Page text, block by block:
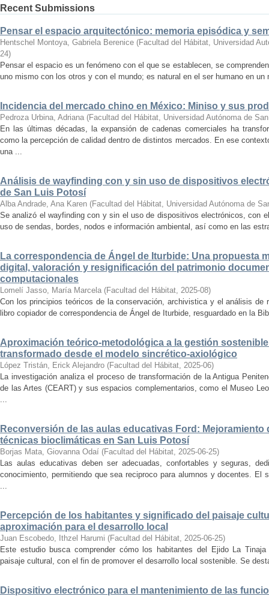
Recent Submissions
Pensar el espacio arquitectónico: memoria episódica y
Hentschel Montoya, Gabriela Berenice (Facultad del Hábitat, Universidad
24)
Pensar el espacio es un fenómeno con el que se establecen, se
uno mismo con los otros y con el mundo; es natural en el ser humano en
Incidencia del mercado chino en México: Miniso y sus
Pedroza Urbina, Adriana (Facultad del Hábitat, Universidad Autónoma de
En las últimas décadas, la expansión de cadenas comerciales ha
como la percepción de calidad dentro de distintos mercados. En ese
una ...
Análisis de wayfinding con y sin uso de dispositivos
de San Luis Potosí
Alba Andrade, Ana Karen (Facultad del Hábitat, Universidad Autónoma de
Se analizó el wayfinding con y sin el uso de dispositivos electrónicos, con
uso de sendas, bordes, nodos e información ambiental, así como en las
La correspondencia de Ángel de Iturbide: Una propuesta
digital, valoración y resignificación del patrimonio
computacionales
Lomelí Jasso, María Marcela (Facultad del Hábitat, 2025-08)
Con los principios teóricos de la conservación, archivistica y el análisis de
libro copiador de correspondencia de Ángel de Iturbide, resguardado en la
Aproximación teórico-metodológica a la gestión
transformado desde el modelo sincrético-axiológico
López Tristán, Erick Alejandro (Facultad del Hábitat, 2025-06)
La investigación analiza el proceso de transformación de la Antigua
de las Artes (CEART) y sus espacios complementarios, como el Museo
...
Reconversión de las aulas educativas Ford:
técnicas bioclimáticas en San Luis Potosí
Borjas Mata, Giovanna Odaí (Facultad del Hábitat, 2025-06-25)
Las aulas educativas deben ser adecuadas, confortables y seguras,
conocimiento, permitiendo que sea reciproco para alumnos y docentes. El
...
Percepción de los habitantes y significado del paisaje
aproximación para el desarrollo local
Juan Escobedo, Ithzel Harumi (Facultad del Hábitat, 2025-06-25)
Este estudio busca comprender cómo los habitantes del Ejido La
paisaje cultural, con el fin de promover el desarrollo local sostenible. Se
Dispositivo electrónico para el mantenimiento de las